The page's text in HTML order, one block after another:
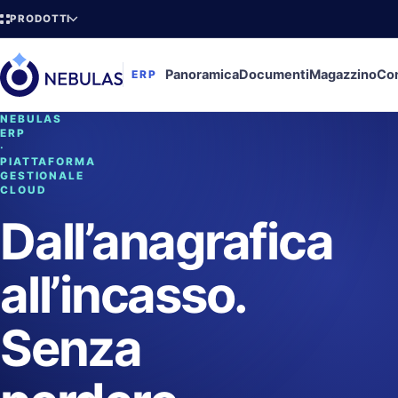
PRODOTTI
ERP PanoramicaDocumentiMagazzino
NEBULAS
ERP
·
PIATTAFORMA
GESTIONALE
CLOUD
Dall’anagrafica
all’incasso.
Senza